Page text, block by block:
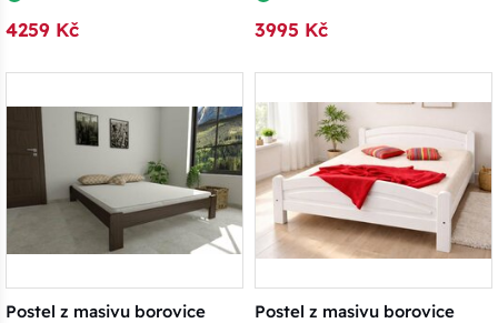
4259 Kč 3995 Kč
Postel z masivu borovice
Postel z masivu borovice